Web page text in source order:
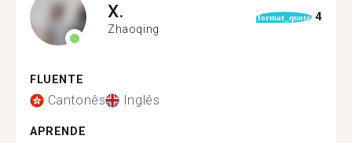
X.
Zhaoqing
format_quote 4
FLUENTE
Cantonês Inglês
APRENDE